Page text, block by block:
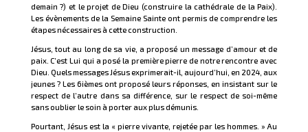
demain ?) et le projet de Dieu (construire la cathédrale de la Paix).
Les évènements de la Semaine Sainte ont permis de comprendre les
étapes nécessaires à cette construction.
Jésus, tout au long de sa vie, a proposé un message d’amour et de
paix. C’est Lui qui a posé la première pierre de notre rencontre avec
Dieu. Quels messages Jésus exprimerait-il, aujourd’hui, en 2024, aux
jeunes ? Les 6ièmes ont proposé leurs réponses, en insistant sur le
respect de l’autre dans sa différence, sur le respect de soi-même
sans oublier le soin à porter aux plus démunis.
Pourtant, Jésus est la « pierre vivante, rejetée par les hommes. » Au